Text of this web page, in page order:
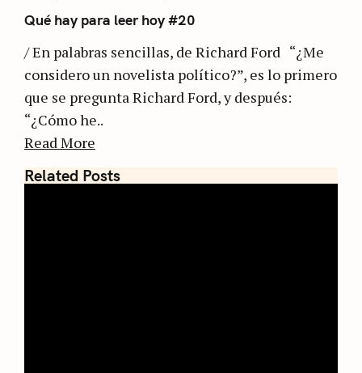
Qué hay para leer hoy #20
/ En palabras sencillas, de Richard Ford “¿Me
considero un novelista político?”, es lo primero
que se pregunta Richard Ford, y después:
“¿Cómo he..
Read More
Related Posts